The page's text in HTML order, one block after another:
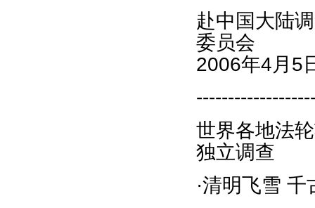
赴中国大陆
委员会
2006年4月5
世界各地法
独立调查
·清明飞雪